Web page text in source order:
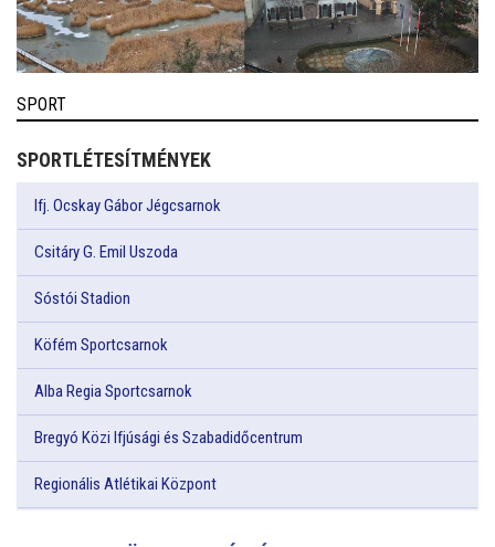
SPORT
SPORTLÉTESÍTMÉNYEK
Ifj. Ocskay Gábor Jégcsarnok
Csitáry G. Emil Uszoda
Sóstói Stadion
Köfém Sportcsarnok
Alba Regia Sportcsarnok
Bregyó Közi Ifjúsági és Szabadidőcentrum
Regionális Atlétikai Központ